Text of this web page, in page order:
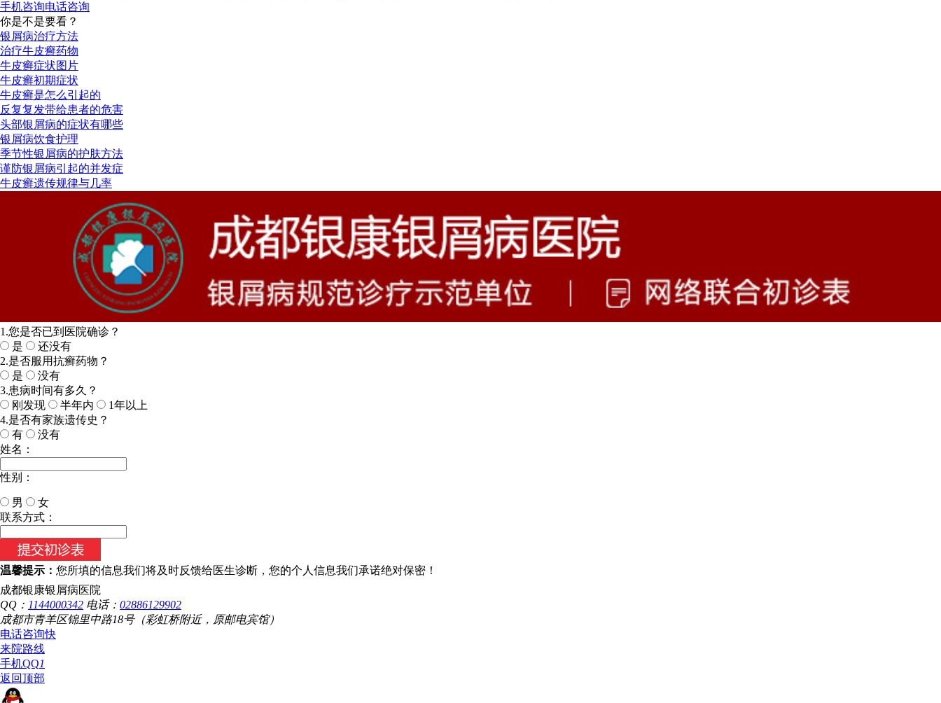
手机咨询电话咨询
你是不是要看？
银屑病治疗方法
治疗牛皮癣药物
牛皮癣症状图片
牛皮癣初期症状
牛皮癣是怎么引起的
反复复发带给患者的危害
头部银屑病的症状有哪些
银屑病饮食护理
季节性银屑病的护肤方法
谨防银屑病引起的并发症
牛皮癣遗传规律与几率
1.您是否已到医院确诊？
是
还没有
2.是否服用抗癣药物？
是
没有
3.患病时间有多久？
刚发现
半年内
1年以上
4.是否有家族遗传史？
有
没有
姓名：
性别：
男
女
今天日期：
联系方式：
温馨提示： 您所填的信息我们将及时反馈给医生诊断，您的个人信息我们承诺绝对保密！
成都银康银屑病医院
QQ： 1144000342 电话： 02886129902
成都市青羊区锦里中路18号（彩虹桥附近，原邮电宾馆）
电话咨询快
来院路线
手机QQ1
返回顶部